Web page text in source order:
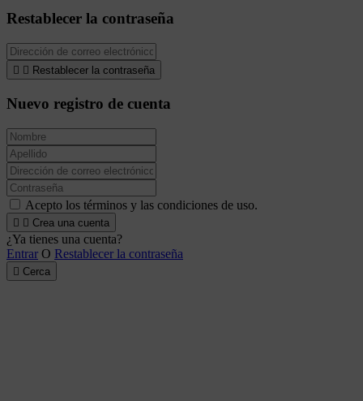
Restablecer la contraseña
  Restablecer la contraseña
Nuevo registro de cuenta
Acepto los términos y las condiciones de uso.
  Crea una cuenta
¿Ya tienes una cuenta?
Entrar O Restablecer la contraseña
 Cerca